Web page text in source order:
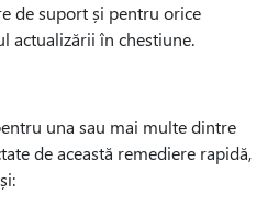
de suport și pentru orice
actualizării în chestiune.
una sau mai multe dintre
de această remediere rapidă,